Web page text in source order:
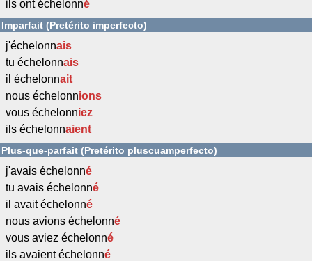
ils ont échelonné
Imparfait (Pretérito imperfecto)
j'échelonnais
tu échelonnais
il échelonnait
nous échelonnions
vous échelonniez
ils échelonnaient
Plus-que-parfait (Pretérito pluscuamperfecto)
j'avais échelonné
tu avais échelonné
il avait échelonné
nous avions échelonné
vous aviez échelonné
ils avaient échelonné